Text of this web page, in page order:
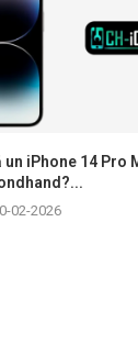
iPhone 14 Pro
02-2026